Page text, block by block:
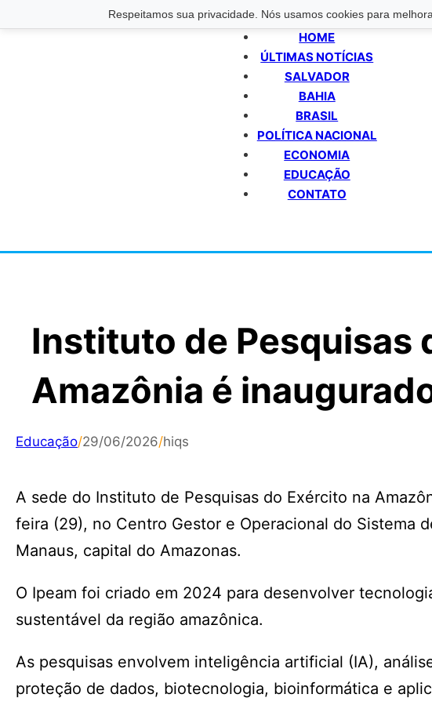
Respeitamos sua privacidade. Nós usamos cookies para
HOME
ÚLTIMAS NOTÍCIAS
SALVADOR
BAHIA
BRASIL
POLÍTICA NACIONAL
ECONOMIA
EDUCAÇÃO
CONTATO
Instituto de Pesquisas
Amazônia é
Educação/29/06/2026/hiqs
A sede do Instituto de Pesquisas do Exército na
feira (29), no Centro Gestor e Operacional do Sistema
Manaus, capital do Amazonas.
O Ipeam foi criado em 2024 para desenvolver
sustentável da região amazônica.
As pesquisas envolvem inteligência artificial (IA),
proteção de dados, biotecnologia, bioinformática e